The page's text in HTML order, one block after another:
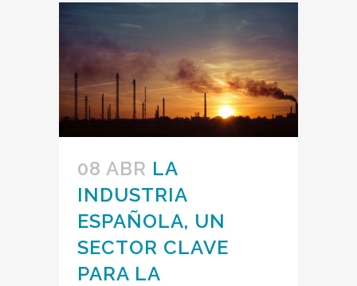
08 ABR LA
INDUSTRIA
ESPAÑOLA, UN
SECTOR CLAVE
PARA LA